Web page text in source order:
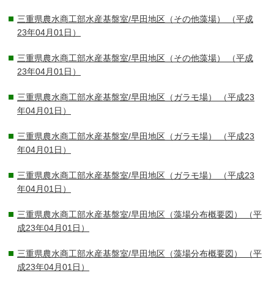
三重県農水商工部水産基盤室/早田地区（その他藻場）
（平成
23年04月01日）
三重県農水商工部水産基盤室/早田地区（その他藻場）
（平成
23年04月01日）
三重県農水商工部水産基盤室/早田地区（ガラモ場）
（平成23
年04月01日）
三重県農水商工部水産基盤室/早田地区（ガラモ場）
（平成23
年04月01日）
三重県農水商工部水産基盤室/早田地区（ガラモ場）
（平成23
年04月01日）
三重県農水商工部水産基盤室/早田地区（藻場分布概要図）
（平
成23年04月01日）
三重県農水商工部水産基盤室/早田地区（藻場分布概要図）
（平
成23年04月01日）